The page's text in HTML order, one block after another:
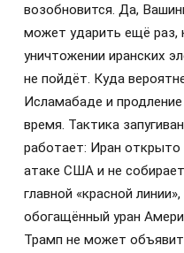
возобновится. Да,
может ударить ещё раз,
уничтожении иранских
не пойдёт. Куда
Исламабаде и
время. Тактика
работает: Иран открыто
атаке США и не
главной «красной
обогащённый уран
Трамп не может